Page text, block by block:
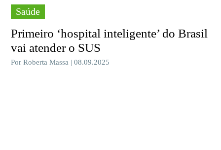
Saúde
Primeiro ‘hospital inteligente’ do Brasil
vai atender o SUS
Por Roberta Massa | 08.09.2025